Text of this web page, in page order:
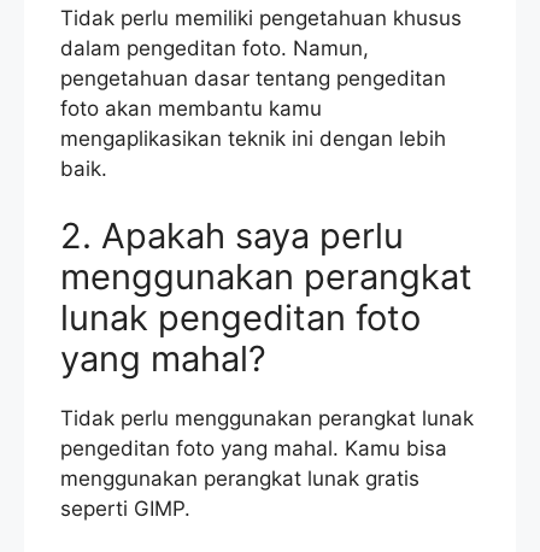
Tidak perlu memiliki pengetahuan khusus
dalam pengeditan foto. Namun,
pengetahuan dasar tentang pengeditan
foto akan membantu kamu
mengaplikasikan teknik ini dengan lebih
baik.
2. Apakah saya perlu
menggunakan perangkat
lunak pengeditan foto
yang mahal?
Tidak perlu menggunakan perangkat lunak
pengeditan foto yang mahal. Kamu bisa
menggunakan perangkat lunak gratis
seperti GIMP.